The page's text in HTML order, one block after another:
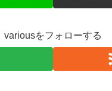
variousをフォローする